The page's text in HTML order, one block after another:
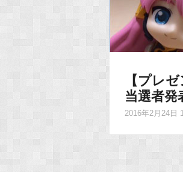
【プレ
当選者
2016年2月24日